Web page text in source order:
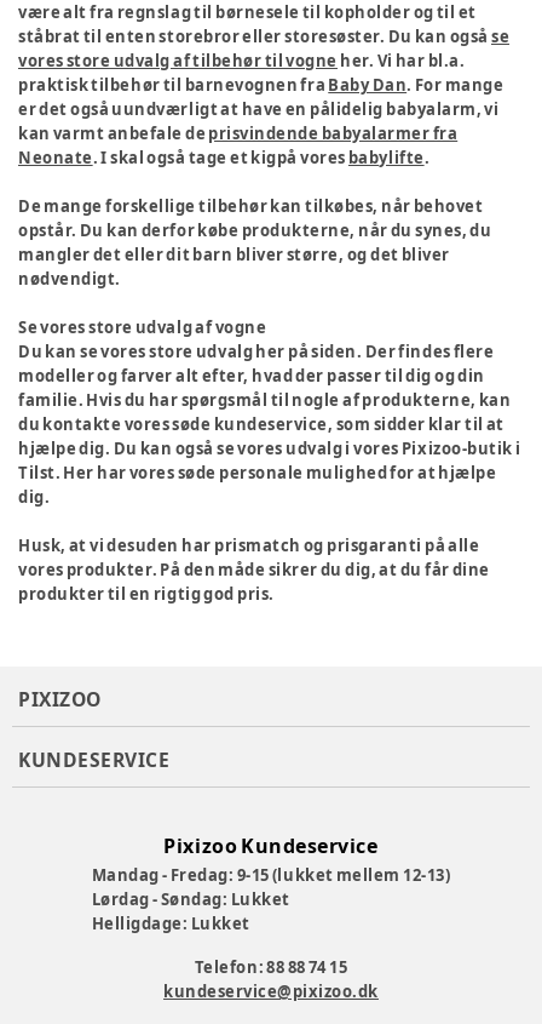
være alt fra regnslag til børnesele til kopholder og til et
ståbrat til enten storebror eller storesøster. Du kan også se
vores store udvalg af tilbehør til vogne her. Vi har bl.a.
praktisk tilbehør til barnevognen fra Baby Dan. For mange
er det også uundværligt at have en pålidelig babyalarm, vi
kan varmt anbefale de prisvindende babyalarmer fra
Neonate. I skal også tage et kigpå vores babylifte.
De mange forskellige tilbehør kan tilkøbes, når behovet
opstår. Du kan derfor købe produkterne, når du synes, du
mangler det eller dit barn bliver større, og det bliver
nødvendigt.
Se vores store udvalg af vogne
Du kan se vores store udvalg her på siden. Der findes flere
modeller og farver alt efter, hvad der passer til dig og din
familie. Hvis du har spørgsmål til nogle af produkterne, kan
du kontakte vores søde kundeservice, som sidder klar til at
hjælpe dig. Du kan også se vores udvalg i vores Pixizoo-butik i
Tilst. Her har vores søde personale mulighed for at hjælpe
dig.
Husk, at vi desuden har prismatch og prisgaranti på alle
vores produkter. På den måde sikrer du dig, at du får dine
produkter til en rigtig god pris.
PIXIZOO
KUNDESERVICE
Pixizoo Kundeservice
Mandag - Fredag: 9-15 (lukket mellem 12-13)
Lørdag - Søndag: Lukket
Helligdage: Lukket
Telefon: 88 88 74 15
kundeservice@pixizoo.dk